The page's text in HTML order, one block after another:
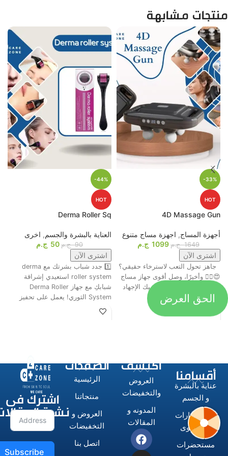
منتجات مشابهة
-33%
HOT
4D Massage Gun
أجهزة المساج, اجهزة مساج متنوع
1649 ج.م 1099 ج.م
اشترى الآن
جاهز تحول التعب لاسترخاء حقيقي؟
😍💆‍♂️ وأخيرًا، وصل أقوى جهاز مساج
رباعي الرؤوس اللي هينسيك الإجهاد
تمامًا! 🔥
-44%
HOT
Derma Roller Sq
العناية بالبشرة والجسم, اخرى
90 ج.م 50 ج.م
اشترى الآن
1️⃣ جدد شباب بشرتك مع derma
roller system استعيدي إشراقة
شبابكِ مع جهاز Derma Roller
System الثوري! يعمل على تحفيز
أقسامنا
عناية بالبشرة
و الجسم
الاستشوارات
و المكاوى
مستحضرات
اكتشف
العروض
والتخفيضات
المدونه و
المقالات
الصفحات
الرئيسية
منتجاتنا
العروض و
التخفيضات
اتصل بنا
الحق العرض
اشترك فى
نشرة
Subscribe